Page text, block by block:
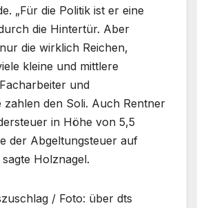
„Für die Politik ist er eine
die Hintertür. Aber
die wirklich Reichen,
kleine und mittlere
und
zahlen den Soli. Auch Rentner
in Höhe von 5,5
der Abgeltungsteuer auf
Holznagel.
/ Foto: über dts